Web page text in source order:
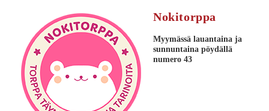
Nokitorppa
Myymässä lauantaina ja
sunnuntaina pöydällä
numero 43